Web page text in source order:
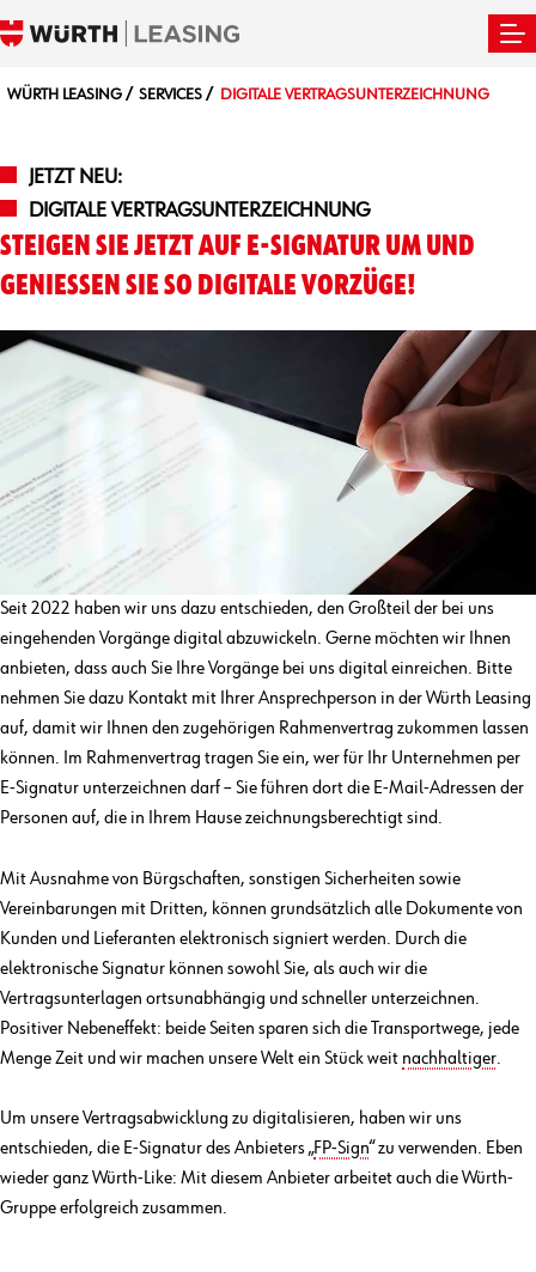
WÜRTH LEASING SERVICES DIGITALE VERTRAGSUNTERZEICHNUNG
JETZT NEU:
DIGITALE VERTRAGSUNTERZEICHNUNG
STEIGEN SIE JETZT AUF E-SIGNATUR UM UND
GENIESSEN SIE SO DIGITALE VORZÜGE!
Seit 2022 haben wir uns dazu entschieden, den Großteil der bei uns
eingehenden Vorgänge digital abzuwickeln. Gerne möchten wir Ihnen
anbieten, dass auch Sie Ihre Vorgänge bei uns digital einreichen. Bitte
nehmen Sie dazu Kontakt mit Ihrer Ansprechperson in der Würth Leasing
auf, damit wir Ihnen den zugehörigen Rahmenvertrag zukommen lassen
können. Im Rahmenvertrag tragen Sie ein, wer für Ihr Unternehmen per
E-Signatur unterzeichnen darf – Sie führen dort die E-Mail-Adressen der
Personen auf, die in Ihrem Hause zeichnungsberechtigt sind.
Mit Ausnahme von Bürgschaften, sonstigen Sicherheiten sowie
Vereinbarungen mit Dritten, können grundsätzlich alle Dokumente von
Kunden und Lieferanten elektronisch signiert werden. Durch die
elektronische Signatur können sowohl Sie, als auch wir die
Vertragsunterlagen ortsunabhängig und schneller unterzeichnen.
Positiver Nebeneffekt: beide Seiten sparen sich die Transportwege, jede
Menge Zeit und wir machen unsere Welt ein Stück weit nachhaltiger.
Um unsere Vertragsabwicklung zu digitalisieren, haben wir uns
entschieden, die E-Signatur des Anbieters „FP-Sign“ zu verwenden. Eben
wieder ganz Würth-Like: Mit diesem Anbieter arbeitet auch die Würth-
Gruppe erfolgreich zusammen.